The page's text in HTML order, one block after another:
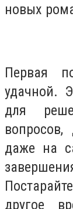
новых
Первая
удачной.
для
вопросов,
даже на
другое